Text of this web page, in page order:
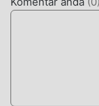
UNDUH
populer gratis